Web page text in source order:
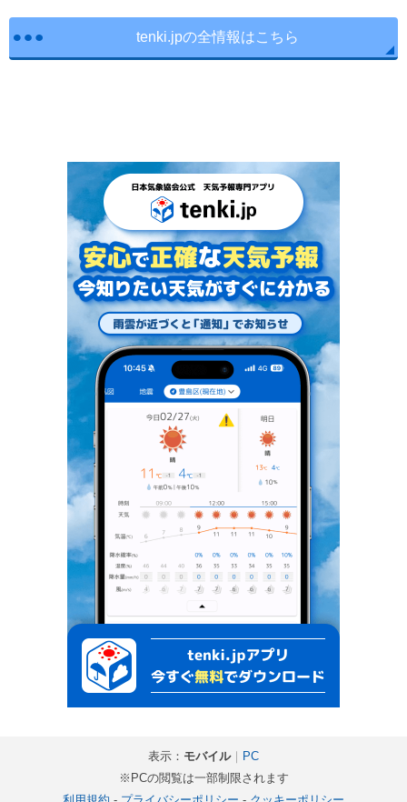
tenki.jpの全情報はこちら
表示： モバイル｜ PC
※PCの閲覧は一部制限されます